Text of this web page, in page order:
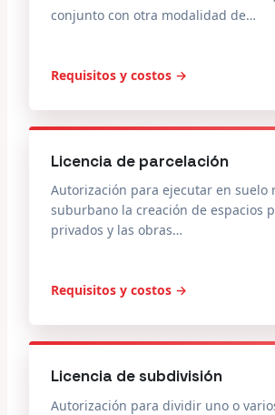
conjunto con otra modalidad de…
Requisitos y costos →
Licencia de parcelación
Autorización para ejecutar en suelo
suburbano la creación de espacios
privados y las obras…
Requisitos y costos →
Licencia de subdivisión
Autorización para dividir uno o